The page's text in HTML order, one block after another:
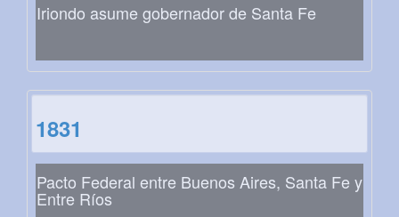
Iriondo asume gobernador de Santa Fe
1831
Pacto Federal entre Buenos Aires, Santa Fe y
Entre Ríos